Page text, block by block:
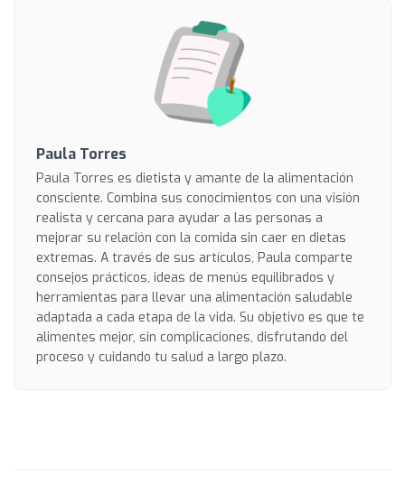
Paula Torres
Paula Torres es dietista y amante de la alimentación
consciente. Combina sus conocimientos con una visión
realista y cercana para ayudar a las personas a
mejorar su relación con la comida sin caer en dietas
extremas. A través de sus artículos, Paula comparte
consejos prácticos, ideas de menús equilibrados y
herramientas para llevar una alimentación saludable
adaptada a cada etapa de la vida. Su objetivo es que te
alimentes mejor, sin complicaciones, disfrutando del
proceso y cuidando tu salud a largo plazo.